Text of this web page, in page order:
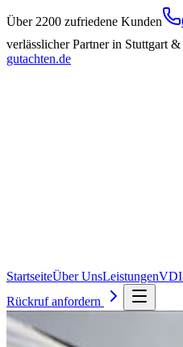
Über 2200 zufriedene Kunden
verlässlicher Partner in Stuttgart
gutachten.de
StartseiteÜber UnsLeistungen
Rückruf anfordern